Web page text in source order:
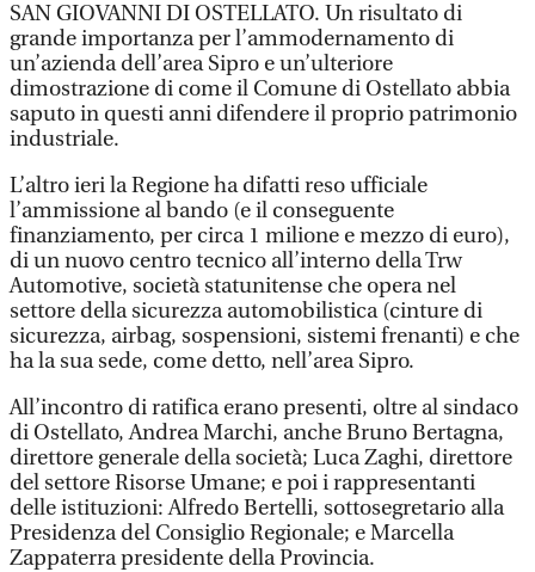
SAN GIOVANNI DI OSTELLATO. Un risultato di
grande importanza per l’ammodernamento di
un’azienda dell’area Sipro e un’ulteriore
dimostrazione di come il Comune di Ostellato abbia
saputo in questi anni difendere il proprio patrimonio
industriale.
L’altro ieri la Regione ha difatti reso ufficiale
l’ammissione al bando (e il conseguente
finanziamento, per circa 1 milione e mezzo di euro),
di un nuovo centro tecnico all’interno della Trw
Automotive, società statunitense che opera nel
settore della sicurezza automobilistica (cinture di
sicurezza, airbag, sospensioni, sistemi frenanti) e che
ha la sua sede, come detto, nell’area Sipro.
All’incontro di ratifica erano presenti, oltre al sindaco
di Ostellato, Andrea Marchi, anche Bruno Bertagna,
direttore generale della società; Luca Zaghi, direttore
del settore Risorse Umane; e poi i rappresentanti
delle istituzioni: Alfredo Bertelli, sottosegretario alla
Presidenza del Consiglio Regionale; e Marcella
Zappaterra presidente della Provincia.